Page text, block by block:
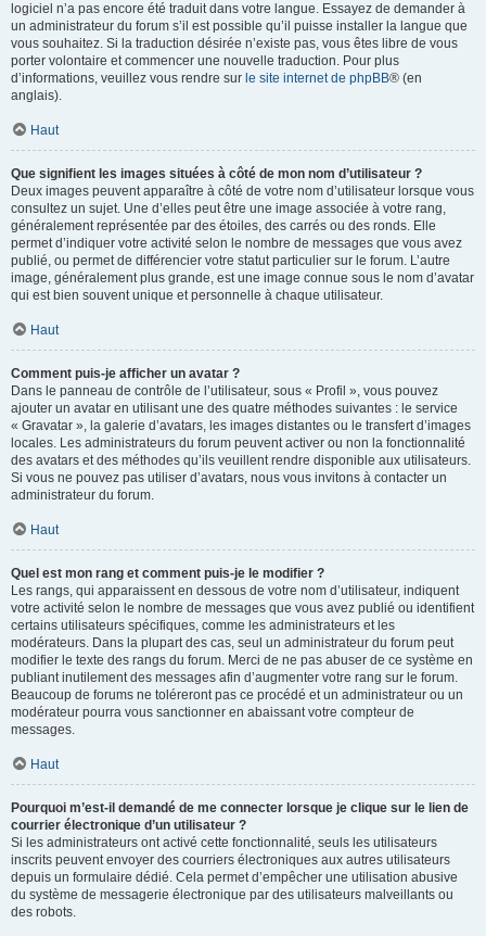
logiciel n’a pas encore été traduit dans votre langue. Essayez de demander à
un administrateur du forum s’il est possible qu’il puisse installer la langue que
vous souhaitez. Si la traduction désirée n’existe pas, vous êtes libre de vous
porter volontaire et commencer une nouvelle traduction. Pour plus
d’informations, veuillez vous rendre sur le site internet de phpBB® (en
anglais).
Haut
Que signifient les images situées à côté de mon nom d’utilisateur ?
Deux images peuvent apparaître à côté de votre nom d’utilisateur lorsque vous
consultez un sujet. Une d’elles peut être une image associée à votre rang,
généralement représentée par des étoiles, des carrés ou des ronds. Elle
permet d’indiquer votre activité selon le nombre de messages que vous avez
publié, ou permet de différencier votre statut particulier sur le forum. L’autre
image, généralement plus grande, est une image connue sous le nom d’avatar
qui est bien souvent unique et personnelle à chaque utilisateur.
Haut
Comment puis-je afficher un avatar ?
Dans le panneau de contrôle de l’utilisateur, sous « Profil », vous pouvez
ajouter un avatar en utilisant une des quatre méthodes suivantes : le service
« Gravatar », la galerie d’avatars, les images distantes ou le transfert d’images
locales. Les administrateurs du forum peuvent activer ou non la fonctionnalité
des avatars et des méthodes qu’ils veuillent rendre disponible aux utilisateurs.
Si vous ne pouvez pas utiliser d’avatars, nous vous invitons à contacter un
administrateur du forum.
Haut
Quel est mon rang et comment puis-je le modifier ?
Les rangs, qui apparaissent en dessous de votre nom d’utilisateur, indiquent
votre activité selon le nombre de messages que vous avez publié ou identifient
certains utilisateurs spécifiques, comme les administrateurs et les
modérateurs. Dans la plupart des cas, seul un administrateur du forum peut
modifier le texte des rangs du forum. Merci de ne pas abuser de ce système en
publiant inutilement des messages afin d’augmenter votre rang sur le forum.
Beaucoup de forums ne toléreront pas ce procédé et un administrateur ou un
modérateur pourra vous sanctionner en abaissant votre compteur de
messages.
Haut
Pourquoi m’est-il demandé de me connecter lorsque je clique sur le lien de
courrier électronique d’un utilisateur ?
Si les administrateurs ont activé cette fonctionnalité, seuls les utilisateurs
inscrits peuvent envoyer des courriers électroniques aux autres utilisateurs
depuis un formulaire dédié. Cela permet d’empêcher une utilisation abusive
du système de messagerie électronique par des utilisateurs malveillants ou
des robots.